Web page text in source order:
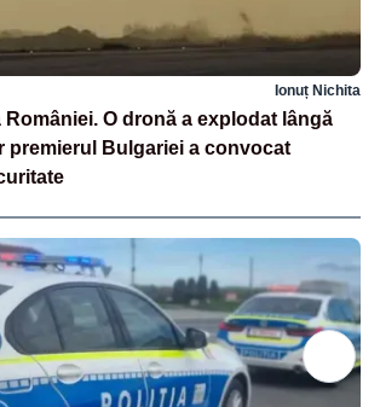
Ionuț Nichita
O dronă a explodat lângă
premierul Bulgariei a convocat